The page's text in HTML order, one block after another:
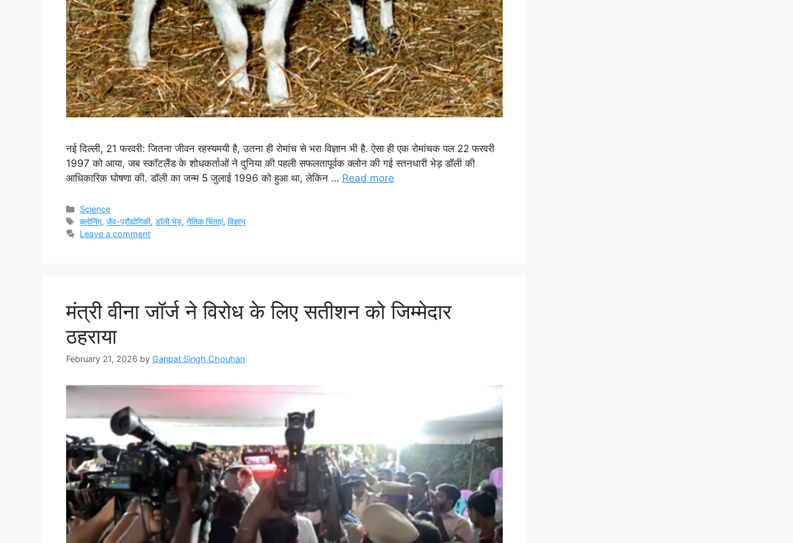
नई दिल्ली, 21 फरवरी: जितना जीवन रहस्यमयी है, उतना ही रोमांच से भरा विज्ञान भी है. ऐसा ही एक रोमांचक पल 22 फरवरी
1997 को आया, जब स्कॉटलैंड के शोधकर्ताओं ने दुनिया की पहली सफलतापूर्वक क्लोन की गई स्तनधारी भेड़ डॉली की
आधिकारिक घोषणा की. डॉली का जन्म 5 जुलाई 1996 को हुआ था, लेकिन … Read more
Categories
Science
Tags
क्लोनिंग,जैव-प्रौद्योगिकी,डॉली भेड़,नैतिक चिंताएं,विज्ञान
Leave a comment
मंत्री वीना जॉर्ज ने विरोध के लिए सतीशन को जिम्मेदार
ठहराया
February 21, 2026 by Ganpat Singh Chouhan